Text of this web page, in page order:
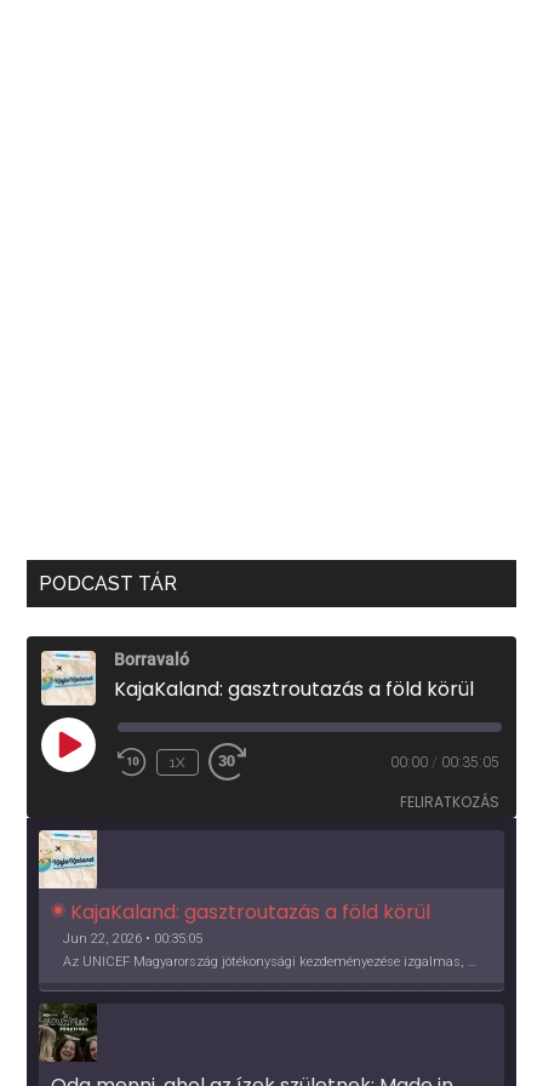
PODCAST TÁR
Borravaló
KajaKaland: gasztroutazás a föld körül
PLAY
EPISODE
1X 00:00 / 00:35:05
FELIRATKOZÁS
KajaKaland: gasztroutazás a föld körül
Jun 22, 2026 • 00:35:05
Az UNICEF Magyarország jótékonysági kezdeményezése izgalmas, egész éves világkörüli ízutazásra hív, igazi családi program és gasztroedukáció, illetve segítség a rászorulóknak is egyben.